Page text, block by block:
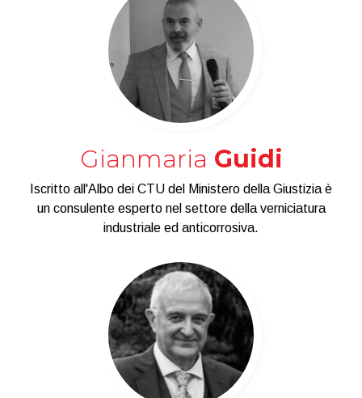
Gianmaria Guidi
Iscritto all'Albo dei CTU del Ministero della Giustizia è
un consulente esperto nel settore della verniciatura
industriale ed anticorrosiva.